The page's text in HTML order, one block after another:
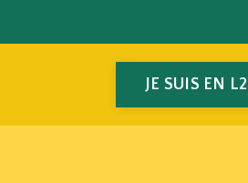
JE SUIS EN L2